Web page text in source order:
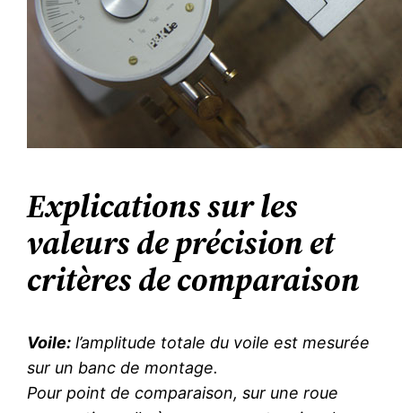
Explications sur les
valeurs de précision et
critères de comparaison
Voile: l’amplitude totale du voile est mesurée
sur un banc de montage.
Pour point de comparaison, sur une roue